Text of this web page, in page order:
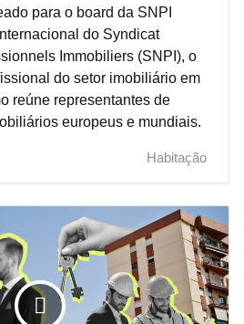
para o board da SNPI
do Syndicat
Immobiliers (SNPI), o
do setor imobiliário em
reúne representantes de
europeus e mundiais.
Habitação